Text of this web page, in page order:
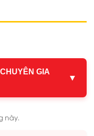
GIA
▼
này.